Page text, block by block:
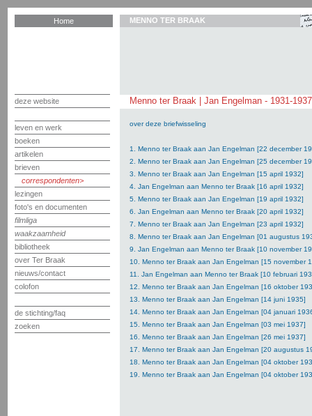
Home
deze website
leven en werk
boeken
artikelen
brieven
correspondenten
lezingen
foto's en documenten
filmliga
waakzaamheid
bibliotheek
over Ter Braak
nieuws/contact
colofon
de stichting/faq
zoeken
MENNO TER BRAAK
Menno ter Braak | Jan Engelman - 1931-1937
over deze briefwisseling
1. Menno ter Braak aan Jan Engelman [22 december
2. Menno ter Braak aan Jan Engelman [25 december
3. Menno ter Braak aan Jan Engelman [15 april 1932]
4. Jan Engelman aan Menno ter Braak [16 april 1932]
5. Menno ter Braak aan Jan Engelman [19 april 1932]
6. Jan Engelman aan Menno ter Braak [20 april 1932]
7. Menno ter Braak aan Jan Engelman [23 april 1932]
8. Menno ter Braak aan Jan Engelman [01 augustus
9. Jan Engelman aan Menno ter Braak [10 november
10. Menno ter Braak aan Jan Engelman [15 november
11. Jan Engelman aan Menno ter Braak [10 februari
12. Menno ter Braak aan Jan Engelman [16 oktober
13. Menno ter Braak aan Jan Engelman [14 juni 1935]
14. Menno ter Braak aan Jan Engelman [04 januari
15. Menno ter Braak aan Jan Engelman [03 mei 1937]
16. Menno ter Braak aan Jan Engelman [26 mei 1937]
17. Menno ter Braak aan Jan Engelman [20 augustus
18. Menno ter Braak aan Jan Engelman [04 oktober
19. Menno ter Braak aan Jan Engelman [04 oktober